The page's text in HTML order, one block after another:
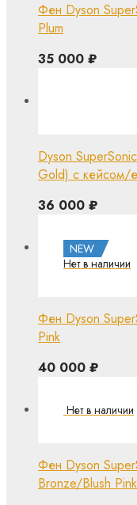
Фен Dyson
Plum
35 000 ₽
Dyson
Gold) с кейсом/
36 000 ₽
NEW
Фен Dyson
Pink
40 000 ₽
Фен Dyson
Bronze/Blush